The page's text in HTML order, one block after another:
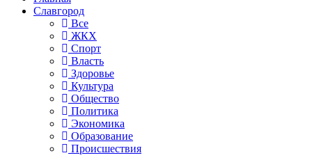
Славгород
Все
ЖКХ
Спорт
Власть
Здоровье
Культура
Общество
Политика
Экономика
Образование
Происшествия